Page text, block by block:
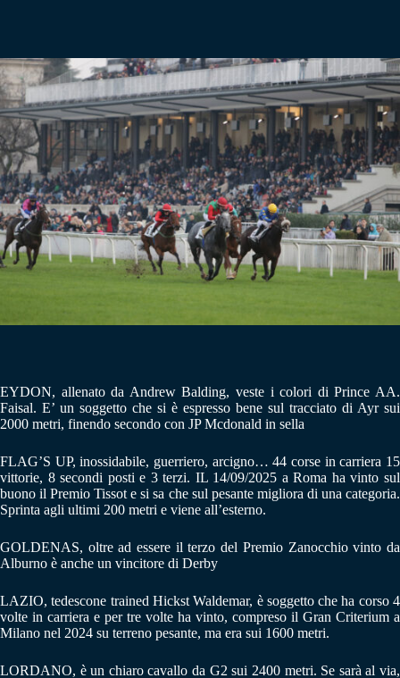
EYDON, allenato da Andrew Balding, veste i colori di Prince AA.
Faisal. E’ un soggetto che si è espresso bene sul tracciato di Ayr sui
2000 metri, finendo secondo con JP Mcdonald in sella
FLAG’S UP, inossidabile, guerriero, arcigno… 44 corse in carriera 15
vittorie, 8 secondi posti e 3 terzi. IL 14/09/2025 a Roma ha vinto sul
buono il Premio Tissot e si sa che sul pesante migliora di una categoria.
Sprinta agli ultimi 200 metri e viene all’esterno.
GOLDENAS, oltre ad essere il terzo del Premio Zanocchio vinto da
Alburno è anche un vincitore di Derby
LAZIO, tedescone trained Hickst Waldemar, è soggetto che ha corso 4
volte in carriera e per tre volte ha vinto, compreso il Gran Criterium a
Milano nel 2024 su terreno pesante, ma era sui 1600 metri.
LORDANO, è un chiaro cavallo da G2 sui 2400 metri. Se sarà al via,